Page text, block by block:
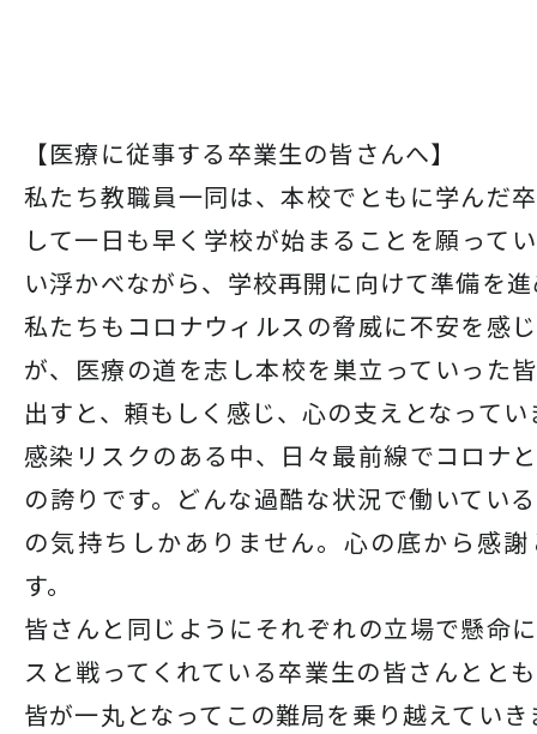
【医療に従事する卒業生の皆さんへ】
私たち教職員一同は、本校でともに学んだ
して一日も早く学校が始まることを願って
い浮かべながら、学校再開に向けて準備を
私たちもコロナウィルスの脅威に不安を感
が、医療の道を志し本校を巣立っていった
出すと、頼もしく感じ、心の支えとなってい
感染リスクのある中、日々最前線でコロナ
の誇りです。どんな過酷な状況で働いてい
の気持ちしかありません。心の底から感
す。
皆さんと同じようにそれぞれの立場で懸命
スと戦ってくれている卒業生の皆さんとと
皆が一丸となってこの難局を乗り越えてい